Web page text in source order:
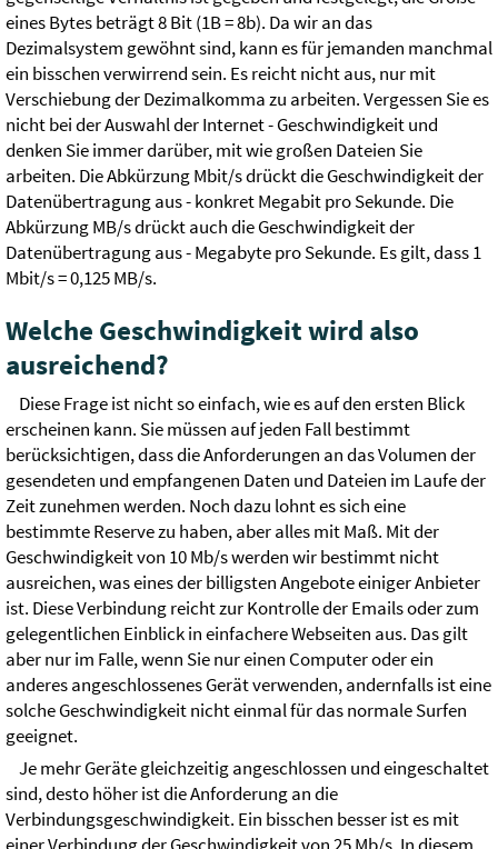
eines Bytes beträgt 8 Bit (1B = 8b). Da wir an das
Dezimalsystem gewöhnt sind, kann es für jemanden manchmal
ein bisschen verwirrend sein. Es reicht nicht aus, nur mit
Verschiebung der Dezimalkomma zu arbeiten. Vergessen Sie es
nicht bei der Auswahl der Internet - Geschwindigkeit und
denken Sie immer darüber, mit wie großen Dateien Sie
arbeiten. Die Abkürzung Mbit/s drückt die Geschwindigkeit der
Datenübertragung aus - konkret Megabit pro Sekunde. Die
Abkürzung MB/s drückt auch die Geschwindigkeit der
Datenübertragung aus - Megabyte pro Sekunde. Es gilt, dass 1
Mbit/s = 0,125 MB/s.
Welche Geschwindigkeit wird also
ausreichend?
Diese Frage ist nicht so einfach, wie es auf den ersten Blick
erscheinen kann. Sie müssen auf jeden Fall bestimmt
berücksichtigen, dass die Anforderungen an das Volumen der
gesendeten und empfangenen Daten und Dateien im Laufe der
Zeit zunehmen werden. Noch dazu lohnt es sich eine
bestimmte Reserve zu haben, aber alles mit Maß. Mit der
Geschwindigkeit von 10 Mb/s werden wir bestimmt nicht
ausreichen, was eines der billigsten Angebote einiger Anbieter
ist. Diese Verbindung reicht zur Kontrolle der Emails oder zum
gelegentlichen Einblick in einfachere Webseiten aus. Das gilt
aber nur im Falle, wenn Sie nur einen Computer oder ein
anderes angeschlossenes Gerät verwenden, andernfalls ist eine
solche Geschwindigkeit nicht einmal für das normale Surfen
geeignet.
Je mehr Geräte gleichzeitig angeschlossen und eingeschaltet
sind, desto höher ist die Anforderung an die
Verbindungsgeschwindigkeit. Ein bisschen besser ist es mit